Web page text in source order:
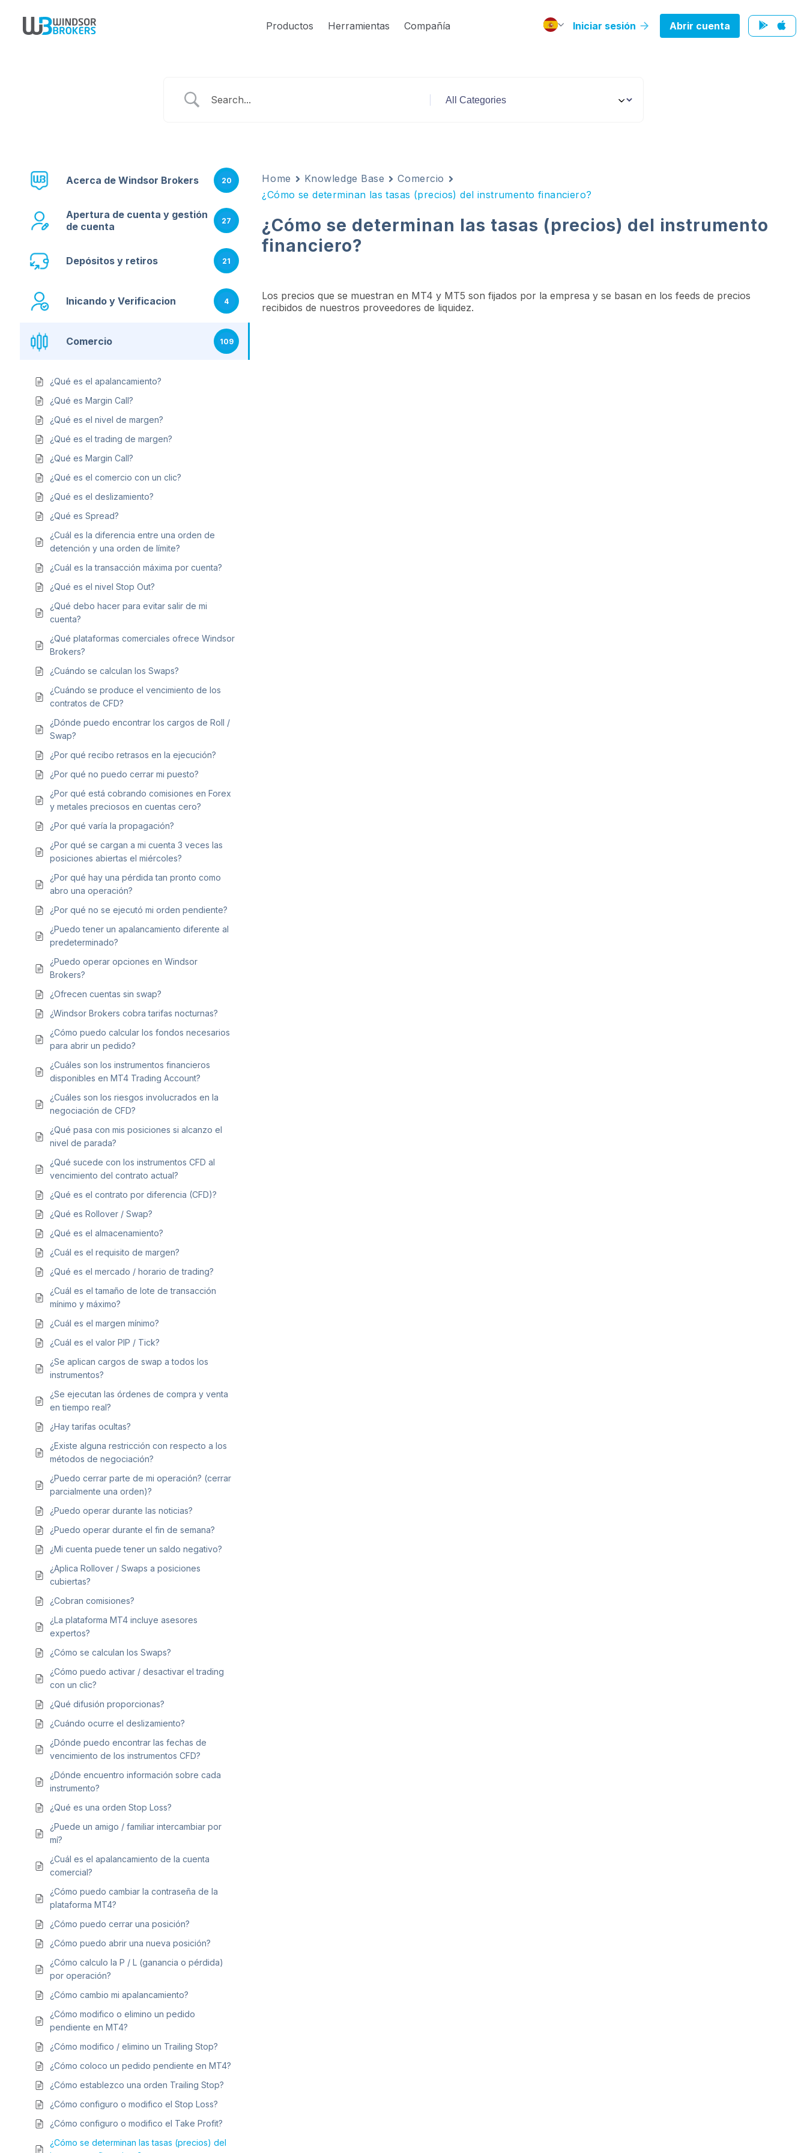
Productos Herramientas Compañía Iniciar sesión Abrir cuenta
Acerca de Windsor Brokers 20
Apertura de cuenta y gestión
de cuenta
27
Depósitos y retiros 21
Inicando y Verificacion 4
Comercio 109
¿Qué es el apalancamiento?
¿Qué es Margin Call?
¿Qué es el nivel de margen?
¿Qué es el trading de margen?
¿Qué es Margin Call?
¿Qué es el comercio con un clic?
¿Qué es el deslizamiento?
¿Qué es Spread?
¿Cuál es la diferencia entre una orden de
detención y una orden de límite?
¿Cuál es la transacción máxima por cuenta?
¿Qué es el nivel Stop Out?
¿Qué debo hacer para evitar salir de mi
cuenta?
¿Qué plataformas comerciales ofrece Windsor
Brokers?
¿Cuándo se calculan los Swaps?
¿Cuándo se produce el vencimiento de los
contratos de CFD?
¿Dónde puedo encontrar los cargos de Roll /
Swap?
¿Por qué recibo retrasos en la ejecución?
¿Por qué no puedo cerrar mi puesto?
¿Por qué está cobrando comisiones en Forex
y metales preciosos en cuentas cero?
¿Por qué varía la propagación?
¿Por qué se cargan a mi cuenta 3 veces las
posiciones abiertas el miércoles?
¿Por qué hay una pérdida tan pronto como
abro una operación?
¿Por qué no se ejecutó mi orden pendiente?
¿Puedo tener un apalancamiento diferente al
predeterminado?
¿Puedo operar opciones en Windsor
Brokers?
¿Ofrecen cuentas sin swap?
¿Windsor Brokers cobra tarifas nocturnas?
¿Cómo puedo calcular los fondos necesarios
para abrir un pedido?
¿Cuáles son los instrumentos financieros
disponibles en MT4 Trading Account?
¿Cuáles son los riesgos involucrados en la
negociación de CFD?
¿Qué pasa con mis posiciones si alcanzo el
nivel de parada?
¿Qué sucede con los instrumentos CFD al
vencimiento del contrato actual?
¿Qué es el contrato por diferencia (CFD)?
¿Qué es Rollover / Swap?
¿Qué es el almacenamiento?
¿Cuál es el requisito de margen?
¿Qué es el mercado / horario de trading?
¿Cuál es el tamaño de lote de transacción
mínimo y máximo?
¿Cuál es el margen mínimo?
¿Cuál es el valor PIP / Tick?
¿Se aplican cargos de swap a todos los
instrumentos?
¿Se ejecutan las órdenes de compra y venta
en tiempo real?
¿Hay tarifas ocultas?
¿Existe alguna restricción con respecto a los
métodos de negociación?
¿Puedo cerrar parte de mi operación? (cerrar
parcialmente una orden)?
¿Puedo operar durante las noticias?
¿Puedo operar durante el fin de semana?
¿Mi cuenta puede tener un saldo negativo?
¿Aplica Rollover / Swaps a posiciones
cubiertas?
¿Cobran comisiones?
¿La plataforma MT4 incluye asesores
expertos?
¿Cómo se calculan los Swaps?
¿Cómo puedo activar / desactivar el trading
con un clic?
¿Qué difusión proporcionas?
¿Cuándo ocurre el deslizamiento?
¿Dónde puedo encontrar las fechas de
vencimiento de los instrumentos CFD?
¿Dónde encuentro información sobre cada
instrumento?
¿Qué es una orden Stop Loss?
¿Puede un amigo / familiar intercambiar por
mí?
¿Cuál es el apalancamiento de la cuenta
comercial?
¿Cómo puedo cambiar la contraseña de la
plataforma MT4?
¿Cómo puedo cerrar una posición?
¿Cómo puedo abrir una nueva posición?
¿Cómo calculo la P / L (ganancia o pérdida)
por operación?
¿Cómo cambio mi apalancamiento?
¿Cómo modifico o elimino un pedido
pendiente en MT4?
¿Cómo modifico / elimino un Trailing Stop?
¿Cómo coloco un pedido pendiente en MT4?
¿Cómo establezco una orden Trailing Stop?
¿Cómo configuro o modifico el Stop Loss?
¿Cómo configuro o modifico el Take Profit?
¿Cómo se determinan las tasas (precios) del
Home Knowledge Base
Comercio
¿Cómo se determinan las tasas (precios) del instrumento financiero?
¿Cómo se determinan las tasas (precios) del instrumento
financiero?
Los precios que se muestran en MT4 y MT5 son fijados por la empresa y se basan en los feeds de precios
recibidos de nuestros proveedores de liquidez.